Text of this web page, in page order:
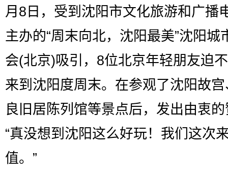
月8日，受到沈阳市文化旅游和广播
主办的“周末向北，沈阳最美”沈阳城
会(北京)吸引，8位北京年轻朋友迫
来到沈阳度周末。在参观了沈阳故
良旧居陈列馆等景点后，发出由衷
“真没想到沈阳这么好玩！我们这次
值。”